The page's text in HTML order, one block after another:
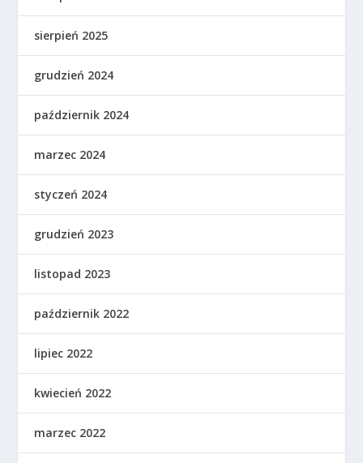
sierpień 2025
grudzień 2024
październik 2024
marzec 2024
styczeń 2024
grudzień 2023
listopad 2023
październik 2022
lipiec 2022
kwiecień 2022
marzec 2022